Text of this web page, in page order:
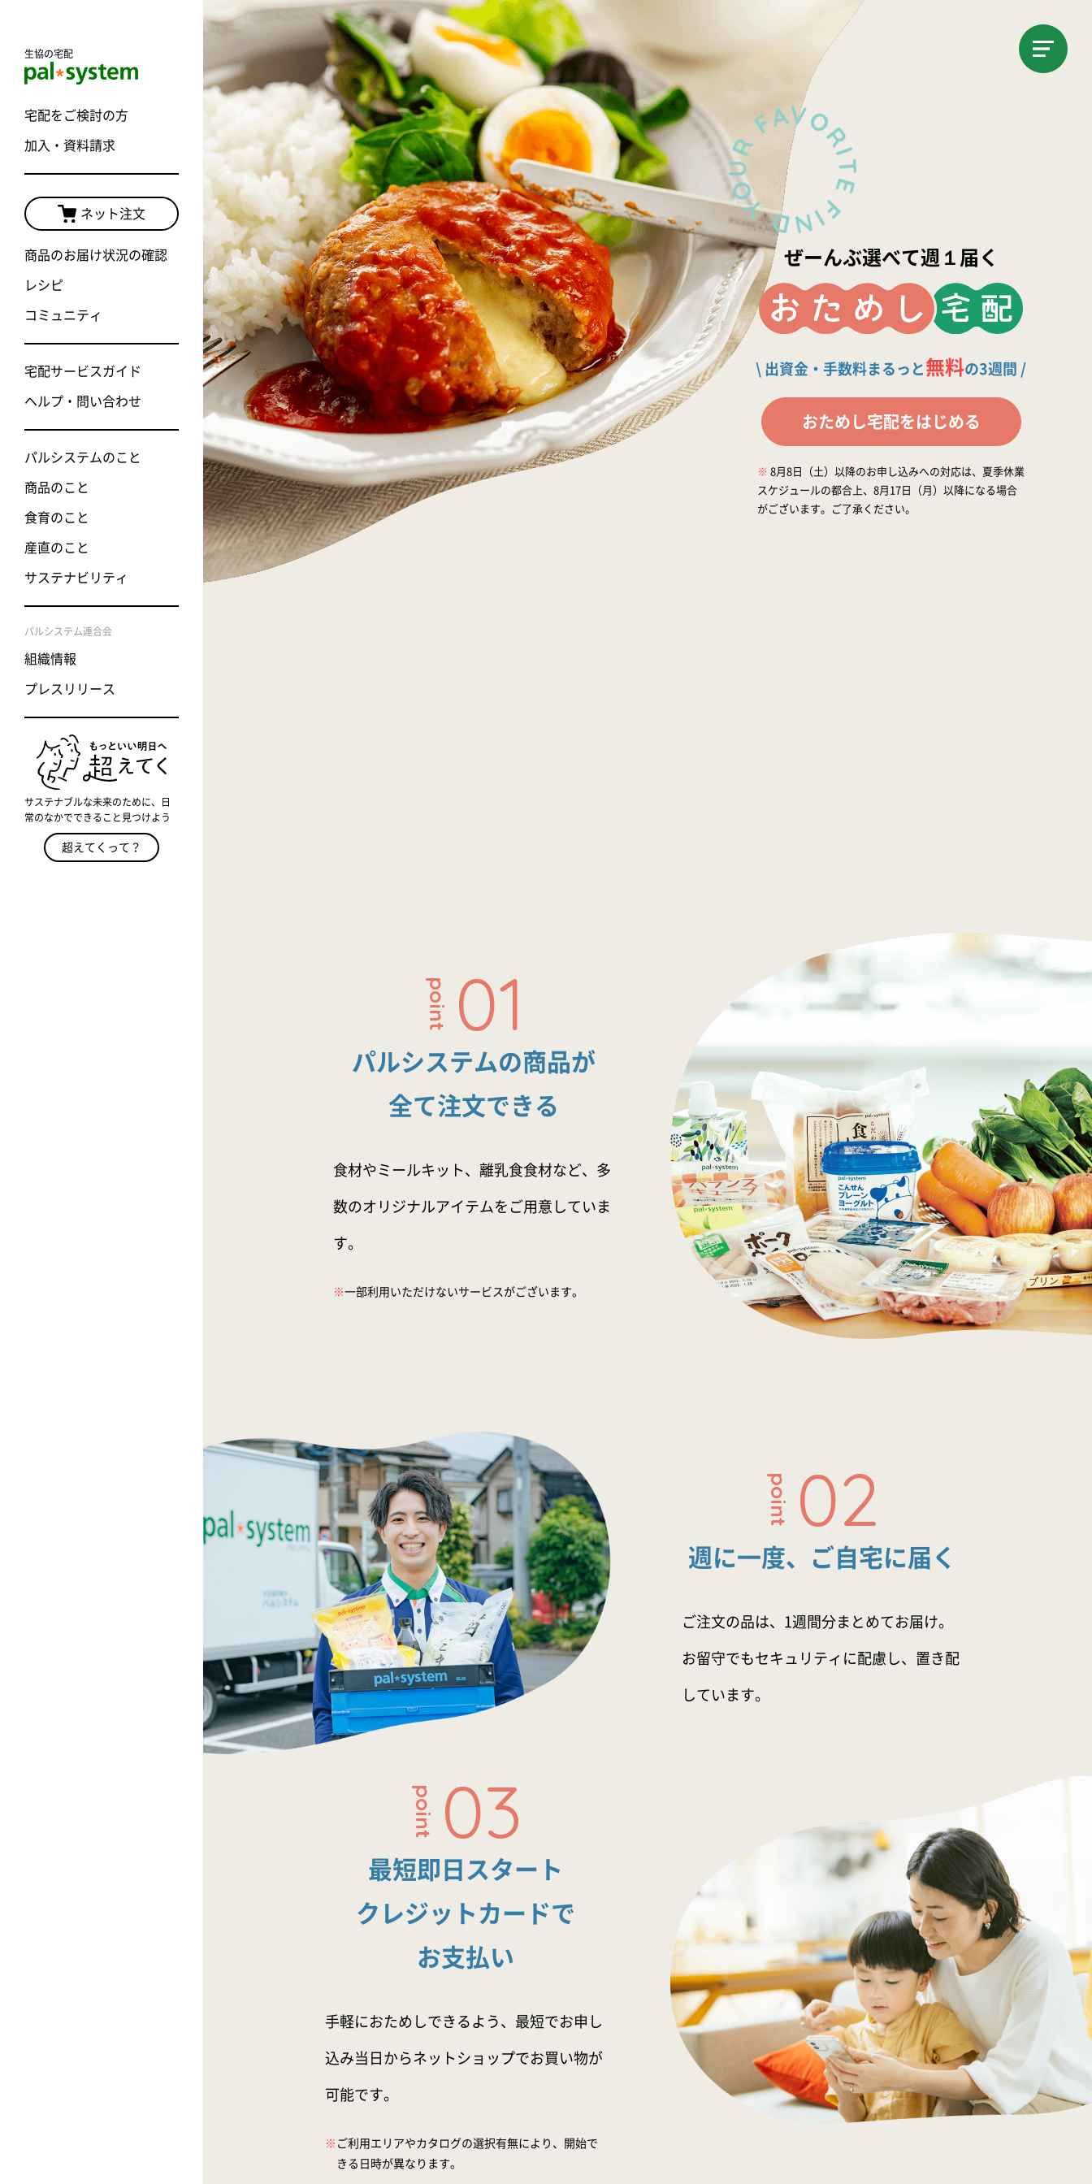
加入案内TOP
商品・価格
宅配サービスガイド・手数料
キャンペーン
おためしプラン
おためし宅配
おためしセット
みんなの声
加入に関するよくある質問
生協の宅配
宅配をご検討の方
加入・資料請求
ネット注文
商品のお届け状況の確認
レシピ
コミュニティ
宅配サービスガイド
ヘルプ・問い合わせ
パルシステムのこと
商品のこと
食育のこと
産直のこと
サステナビリティ
パルシステム連合会
組織情報
プレスリリース
サステナブルな未来のために、日
常のなかでできること見つけよう
超えてくって？
ぜーんぶ選べて週１届く
\ 出資金・手数料まるっと 無料の3週間 /
おためし宅配をはじめる
※ 8月8日（土）以降のお申し込みへの対応は、夏季休業
スケジュールの都合上、8月17日（月）以降になる場合
がございます。ご了承ください。
point 01
パルシステムの商品が
全て注文できる
食材やミールキット、離乳食食材など、多
数のオリジナルアイテムをご用意していま
す。
※一部利用いただけないサービスがございます。
point 02
週に一度、ご自宅に届く
ご注文の品は、1週間分まとめてお届け。
お留守でもセキュリティに配慮し、置き配
しています。
point 03
最短即日スタート
クレジットカードで
お支払い
手軽におためしできるよう、最短でお申し
込み当日からネットショップでお買い物が
可能です。
※ ご利用エリアやカタログの選択有無により、開始で
きる日時が異なります。